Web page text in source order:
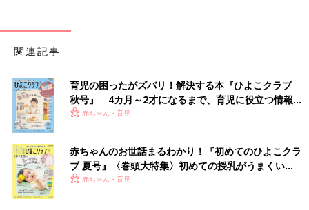
そんな悩みが解決できるのがこちらです。クマさんのデザインが
かわいらしい、3COINSの「アイスポッター」。2個セットにな
っています。
関連記事
育児の困ったがズバリ！解決する本『ひよこクラブ
秋号』 4カ月～2才になるまで、育児に役立つ情報が
いっぱい！
赤ちゃん・育児
赤ちゃんのお世話まるわかり！『初めてのひよこクラ
ブ 夏号』〈巻頭大特集〉初めての授乳がうまくい
く！ おっぱい・ミルクの基本と夏のトラブル 解決テ
赤ちゃん・育児